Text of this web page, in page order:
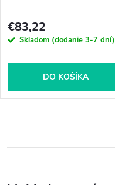
€83,22
Skladom (dodanie 3-7 dní)
DO KOŠÍKA